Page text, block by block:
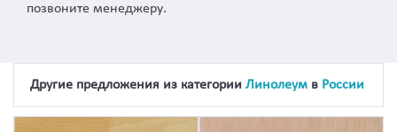
позвоните менеджеру.
Другие предложения из категории Линолеум в России